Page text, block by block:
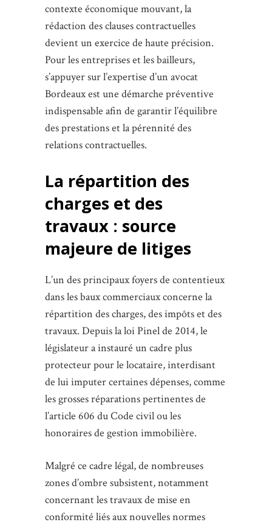
contexte économique mouvant, la
rédaction des clauses contractuelles
devient un exercice de haute précision.
Pour les entreprises et les bailleurs,
s’appuyer sur l’expertise d’un avocat
Bordeaux est une démarche préventive
indispensable afin de garantir l’équilibre
des prestations et la pérennité des
relations contractuelles.
La répartition des
charges et des
travaux : source
majeure de litiges
L’un des principaux foyers de contentieux
dans les baux commerciaux concerne la
répartition des charges, des impôts et des
travaux. Depuis la loi Pinel de 2014, le
législateur a instauré un cadre plus
protecteur pour le locataire, interdisant
de lui imputer certaines dépenses, comme
les grosses réparations pertinentes de
l’article 606 du Code civil ou les
honoraires de gestion immobilière.
Malgré ce cadre légal, de nombreuses
zones d’ombre subsistent, notamment
concernant les travaux de mise en
conformité liés aux nouvelles normes